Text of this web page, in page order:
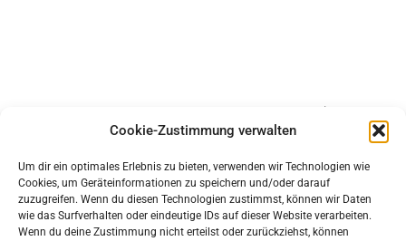
Cookie-Zustimmung verwalten
Um dir ein optimales Erlebnis zu bieten, verwenden wir Technologien wie
Cookies, um Geräteinformationen zu speichern und/oder darauf
zuzugreifen. Wenn du diesen Technologien zustimmst, können wir Daten
wie das Surfverhalten oder eindeutige IDs auf dieser Website verarbeiten.
Wenn du deine Zustimmung nicht erteilst oder zurückziehst, können
Impressum
Datenschutz
© 2026 ahrens & grabenhorst architekten stadtplaner Part
GmbB• Erstellt mitGeneratePress